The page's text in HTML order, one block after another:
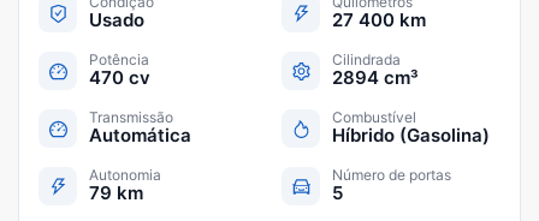
Usado 27 400 km
Potência
470 cv
Cilindrada
2894 cm³
Transmissão
Automática
Combustível
Híbrido (Gasolina)
Autonomia
79 km
Número de portas
5